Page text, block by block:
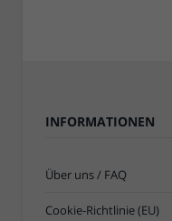
INFORMATIONEN
Über uns / FAQ
Cookie-Richtlinie (EU)